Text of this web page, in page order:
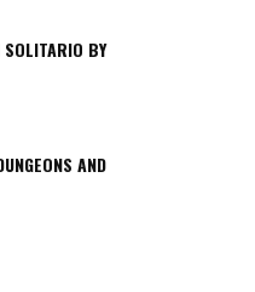
SOLITARIO BY
AND